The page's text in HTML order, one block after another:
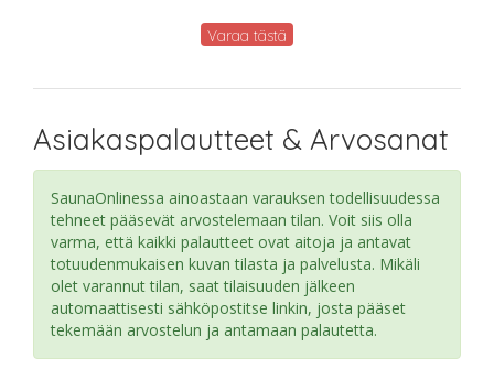
Varaa tästä
Asiakaspalautteet & Arvosanat
SaunaOnlinessa ainoastaan varauksen todellisuudessa
tehneet pääsevät arvostelemaan tilan. Voit siis olla
varma, että kaikki palautteet ovat aitoja ja antavat
totuudenmukaisen kuvan tilasta ja palvelusta. Mikäli
olet varannut tilan, saat tilaisuuden jälkeen
automaattisesti sähköpostitse linkin, josta pääset
tekemään arvostelun ja antamaan palautetta.